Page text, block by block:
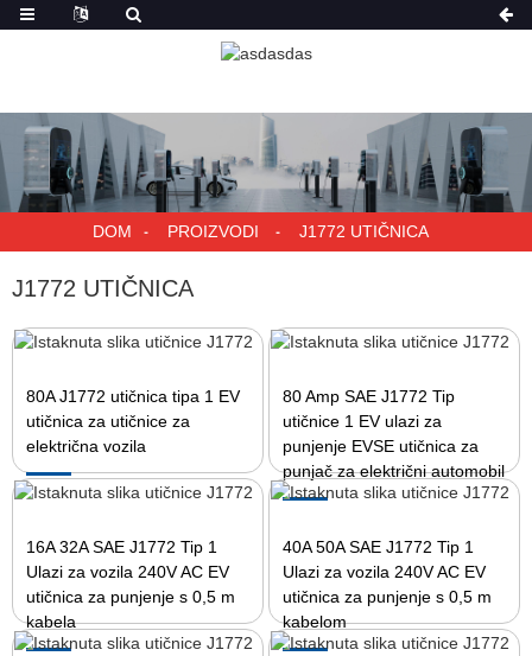
DOM PROIZVODI J1772 UTIČNICA
J1772 UTIČNICA
80A J1772 utičnica tipa 1 EV
utičnica za utičnice za
električna vozila
80 Amp SAE J1772 Tip
utičnice 1 EV ulazi za
punjenje EVSE utičnica za
punjač za električni automobil
16A 32A SAE J1772 Tip 1
Ulazi za vozila 240V AC EV
utičnica za punjenje s 0,5 m
kabela
40A 50A SAE J1772 Tip 1
Ulazi za vozila 240V AC EV
utičnica za punjenje s 0,5 m
kabelom